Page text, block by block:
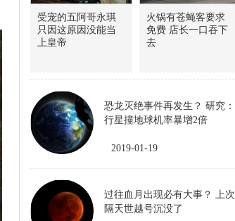
受宠的五阿哥永琪
只因这原因没能当
上皇帝
火锅有苍蝇客要求
免费 店长一口吞下
去
恐龙灭绝事件再发生？ 研究：
行星撞地球机率暴增2倍
2019-01-19
过往血月出现必有大事？ 上次
隔天世越号沉没了